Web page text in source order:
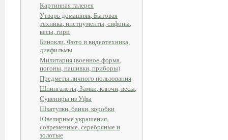
Картинная галерея
Утварь домашняя, Бытовая
техника, инструменты, сифоны,
весы, гири
Бинокли, Фото и видеотехника,
диафильмы
Милитария (военное-форма,
погоны, нашивки, приборы)
Предметы личного пользования
Шпингалеты, Замки, ключи, весы,
Сувениры из Уфы
Шкатулки, банки, коробки
Ювелирные украшения,
современные, серебряные и
золотые